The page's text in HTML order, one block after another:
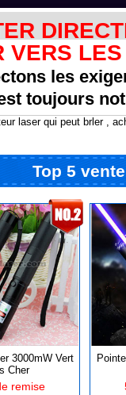
VERS
les
toujours
laser qui peut brler,
Top 5
3000mW Vert
Cher
remise